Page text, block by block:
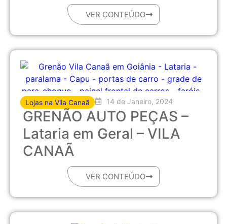
VER CONTEÚDO
Lojas na Vila Canaã 14 de Janeiro, 2024
GRENÃO AUTO PEÇAS –
Lataria em Geral – VILA
CANAÃ
VER CONTEÚDO